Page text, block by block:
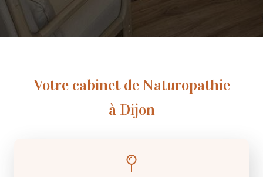
Votre cabinet de Naturopathie
à Dijon